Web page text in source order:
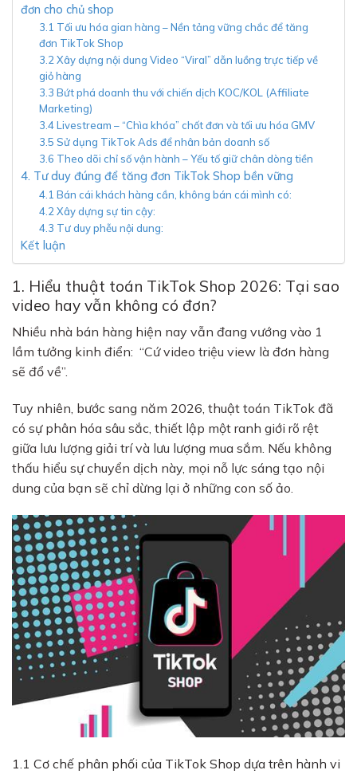
đơn cho chủ shop
3.1 Tối ưu hóa gian hàng – Nền tảng vững chắc để tăng
đơn TikTok Shop
3.2 Xây dựng nội dung Video “Viral” dẫn luồng trực tiếp về
giỏ hàng
3.3 Bứt phá doanh thu với chiến dịch KOC/KOL (Affiliate
Marketing)
3.4 Livestream – “Chìa khóa” chốt đơn và tối ưu hóa GMV
3.5 Sử dụng TikTok Ads để nhân bản doanh số
3.6 Theo dõi chỉ số vận hành – Yếu tố giữ chân dòng tiền
4. Tư duy đúng để tăng đơn TikTok Shop bền vững
4.1 Bán cái khách hàng cần, không bán cái mình có:
4.2 Xây dựng sự tin cậy:
4.3 Tư duy phễu nội dung:
Kết luận
1. Hiểu thuật toán TikTok Shop 2026: Tại sao
video hay vẫn không có đơn?
Nhiều nhà bán hàng hiện nay vẫn đang vướng vào 1
lầm tưởng kinh điển: “Cứ video triệu view là đơn hàng
sẽ đổ về”.
Tuy nhiên, bước sang năm 2026, thuật toán TikTok đã
có sự phân hóa sâu sắc, thiết lập một ranh giới rõ rệt
giữa lưu lượng giải trí và lưu lượng mua sắm. Nếu không
thấu hiểu sự chuyển dịch này, mọi nỗ lực sáng tạo nội
dung của bạn sẽ chỉ dừng lại ở những con số ảo.
1.1 Cơ chế phân phối của TikTok Shop dựa trên hành vi